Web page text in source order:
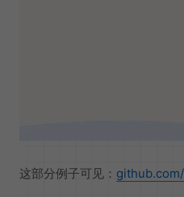
这部分例子可见：